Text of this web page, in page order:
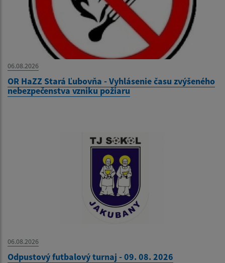
06.08.2026
OR HaZZ Stará Ľubovňa - Vyhlásenie času zvýšeného
nebezpečenstva vzniku požiaru
06.08.2026
Odpustový futbalový turnaj - 09. 08. 2026